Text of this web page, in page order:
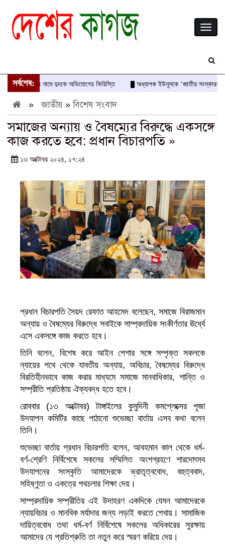
সর্বশেষ:
আবীরের নামে দুদকে অভিযোগের ফিরিস্তি অধ্যাপক ইউনূসকে ‘জাতীয় সংস্কারক’ ও
»জাতীয় »বিশেষ সংবাদ
সমাজের অন্যায় ও বৈষম্যের বিরুদ্ধে একসঙ্গে
কাজ করতে হবে: প্রধান বিচারপতি »
১৩ অক্টোবর ২০২৪, ১৭:২৪
প্রধান বিচারপতি সৈয়দ রেফাত আহমেদ বলেছেন, সমাজে বিরাজমান
অন্যায় ও বৈষম্যের বিরুদ্ধে সবাইকে সাম্প্রদায়িক সংকীর্ণতার ঊর্ধ্বে
এসে একসঙ্গে কাজ করতে হবে।
তিনি বলেন, বিশেষ করে আইন পেশার সঙ্গে সম্পৃক্ত সকলকে
ন্যায়ের পথে থেকে যাবতীয় অন্যায়, অবিচার, বৈষম্যের বিরুদ্ধে
বিরতিহীনভাবে কাজ করার মাধ্যমে সমাজে মানবাধিকার, শান্তি ও
সম্প্রীতি প্রতিষ্ঠায় ঐক্যবদ্ধ হতে হবে।
রোববার (১৩ অক্টোবর) টাঙ্গাইলের কুমুদিনী কমপ্লেক্সের পূজা
উদযাপন কমিটির কাছে পাঠানো শুভেচ্ছা বার্তায় এসব কথা বলেন
তিনি।
শুভেচ্ছা বার্তায় প্রধান বিচারপতি বলেন, আবহমান কাল থেকে ধর্ম-
বর্ণ-শ্রেণি নির্বিশেষে সকলের সম্মিলিত অংশগ্রহণে শারদোৎসব
উদযাপনের সংস্কৃতি আমাদেরকে ভ্রাতৃত্ববোধ, বহুত্ববাদ,
সহিষ্ণুতা ও একত্রে পথচলার শিক্ষা দেয়।
সাম্প্রদায়িক সম্প্রীতির এই উদাহরণ একদিকে যেমন আমাদেরকে
ন্যায়বিচার ও মানবিক মর্যাদার জন্য লড়াই করতে শেখায়। সামাজিক
দায়িত্ববোধ তথা ধর্ম-বর্ণ নির্বিশেষে সকলের অধিকারের সুরক্ষায়
আমাদের যে প্রতিশ্রুতি তা নতুন করে স্মরণ করিয়ে দেয়।